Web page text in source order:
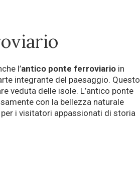
l’antico ponte ferroviario in
integrante del paesaggio. Questo
veduta delle isole. L’antico ponte
con la bellezza naturale
i visitatori appassionati di storia